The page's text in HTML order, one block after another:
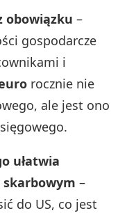
obowiązku –
gospodarcze
i
rocznie nie
ale jest ono
ułatwia
skarbowym –
do US, co jest